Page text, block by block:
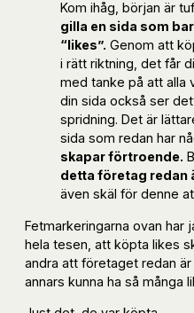
Kom ihåg, början är
gilla en sida som
“likes”. Genom att
i rätt riktning, det får
med tanke på att alla
din sida också ser
spridning. Det är
sida som redan har
skapar förtroende.
detta företag redan
även skäl för denne
Fetmarkeringarna ovan har
hela tesen, att köpta likes
andra att företaget redan
annars kunna ha så många